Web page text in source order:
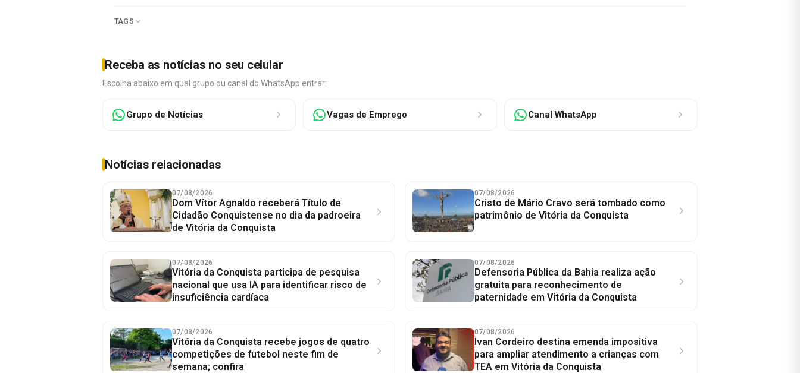
TAGS
Receba as notícias no seu celular
Escolha abaixo em qual grupo ou canal do WhatsApp entrar:
Grupo de Notícias Vagas de Emprego Canal WhatsApp
Notícias relacionadas
07/08/2026
Dom Vítor Agnaldo receberá Título de
Cidadão Conquistense no dia da padroeira
de Vitória da Conquista
07/08/2026
Cristo de Mário Cravo será tombado como
patrimônio de Vitória da Conquista
07/08/2026
Vitória da Conquista participa de pesquisa
nacional que usa IA para identificar risco de
insuficiência cardíaca
07/08/2026
Defensoria Pública da Bahia realiza ação
gratuita para reconhecimento de
paternidade em Vitória da Conquista
07/08/2026
Vitória da Conquista recebe jogos de quatro
competições de futebol neste fim de
semana; confira
07/08/2026
Ivan Cordeiro destina emenda impositiva
para ampliar atendimento a crianças com
TEA em Vitória da Conquista